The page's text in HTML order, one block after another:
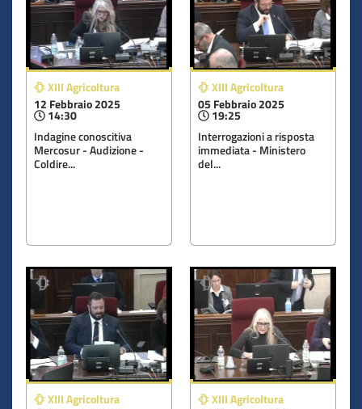
XIII Agricoltura
12 Febbraio 2025
14:30
Indagine conoscitiva
Mercosur - Audizione -
Coldire...
XIII Agricoltura
05 Febbraio 2025
19:25
Interrogazioni a risposta
immediata - Ministero
del...
XIII Agricoltura
XIII Agricoltura